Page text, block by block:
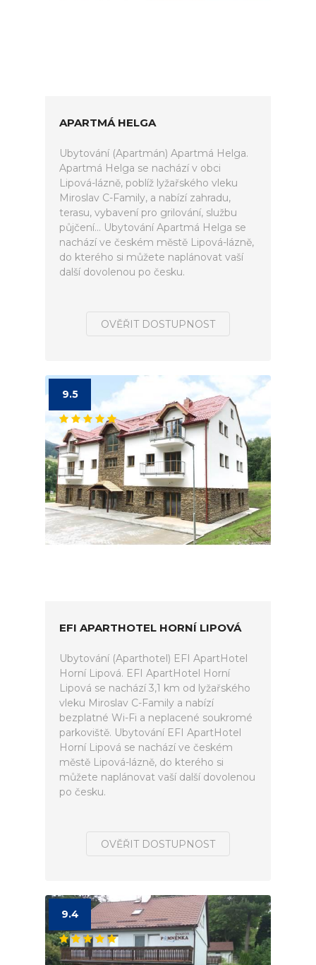
APARTMÁ HELGA
Ubytování (Apartmán) Apartmá Helga.
Apartmá Helga se nachází v obci
Lipová-lázně, poblíž lyžařského vleku
Miroslav C-Family, a nabízí zahradu,
terasu, vybavení pro grilování, službu
půjčení... Ubytování Apartmá Helga se
nachází ve českém městě Lipová-lázně,
do kterého si můžete naplánovat vaší
další dovolenou po česku.
OVĚŘIT DOSTUPNOST
9.5
EFI APARTHOTEL HORNÍ LIPOVÁ
Ubytování (Aparthotel) EFI ApartHotel
Horní Lipová. EFI ApartHotel Horní
Lipová se nachází 3,1 km od lyžařského
vleku Miroslav C-Family a nabízí
bezplatné Wi-Fi a neplacené soukromé
parkoviště. Ubytování EFI ApartHotel
Horní Lipová se nachází ve českém
městě Lipová-lázně, do kterého si
můžete naplánovat vaší další dovolenou
po česku.
OVĚŘIT DOSTUPNOST
9.4